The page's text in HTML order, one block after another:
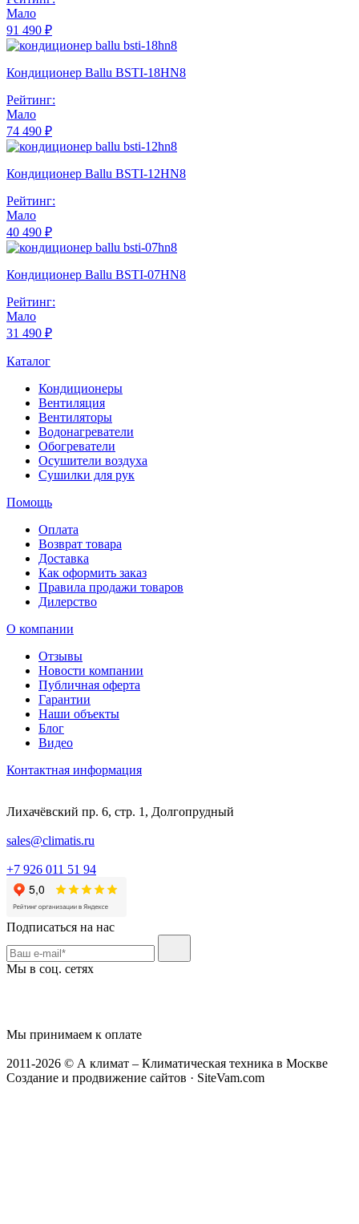
Мало
91 490 ₽
Кондиционер Ballu BSTI-18HN8
Рейтинг:
Мало
74 490 ₽
Кондиционер Ballu BSTI-12HN8
Рейтинг:
Мало
40 490 ₽
Кондиционер Ballu BSTI-07HN8
Рейтинг:
Мало
31 490 ₽
Каталог
Кондиционеры
Вентиляция
Вентиляторы
Водонагреватели
Обогреватели
Осушители воздуха
Сушилки для рук
Помощь
Оплата
Возврат товара
Доставка
Как оформить заказ
Правила продажи товаров
Дилерство
О компании
Отзывы
Новости компании
Публичная оферта
Гарантии
Наши объекты
Блог
Видео
Контактная информация
Лихачёвский пр. 6, стр. 1, Долгопрудный
sales@climatis.ru
+7 926 011 51 94
Подписаться на нас
Мы в соц. сетях
Мы принимаем к оплате
2011-2026 © А климат – Климатическая техника в Москве
Создание и продвижение сайтов · SiteVam.com